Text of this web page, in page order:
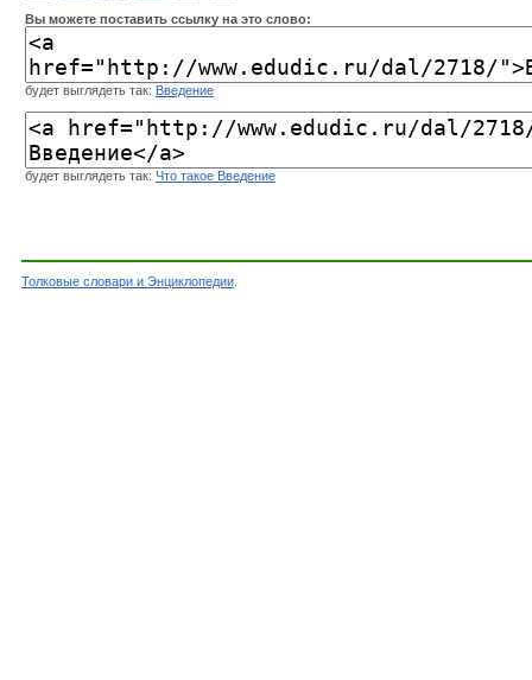
Вы можете поставить ссылку на это слово:
будет выглядеть так: Введение
будет выглядеть так: Что такое Введение
Толковые словари и Энциклопедии